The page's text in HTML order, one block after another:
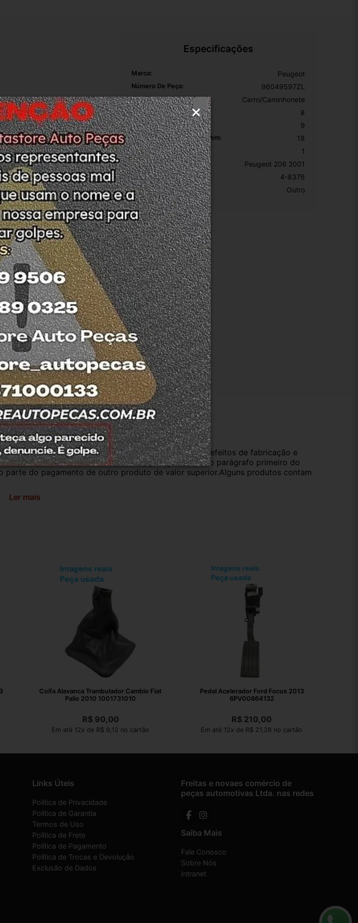
DE LACRE SEM
A DISPOSIÇÃO
de SC.
e
com nota fiscal e
retirada dos
Rotasul e
Especificações
Marca: Peugeot
Número De Peça: 96049597ZL
Tipo De Veículo: Carro/Caminhonete
Altura Da Embalagem: 8
Largura Da Embalagem: 9
Comprimento Da Embalagem: 18
OEM: 1
Modelo: Peugeot 206 2001
SKU: 4-8376
Motivo De GTIN Vacío: Outro
Procedência Troca e Devolução
(noventa) dias a partir da data da compra e cobre defeitos de fabricação e
cliente poderá escolher dentre as opções previstas no parágrafo primeiro do
do pagamento de outro produto de valor superior.Alguns produtos contam
Ler mais
Coifa Alavanca Trambulador Cambio Fiat
Palio 2010 1001731010
R$90,00
Em até 12x de R$ 9,12 no cartão
Pedal Acelerador Ford Focus 2013
6PV00864132
R$ 210,00
Em até 12x de R$ 21,28 no cartão
Links Úteis
Política de Privacidade
Política de Garantia
Termos de Uso
Política de Frete
Política de Pagamento
Política de Trocas e Devolução
Exclusão de Dados
Freitas e novaes comércio de
peças automotivas Ltda. nas redes
Saiba Mais
Fale Conosco
Sobre Nós
Intranet